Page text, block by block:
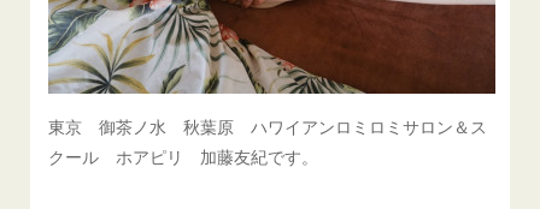
東京 御茶ノ水 秋葉原 ハワイアンロミロミサロン＆ス
クール ホアピリ 加藤友紀です。